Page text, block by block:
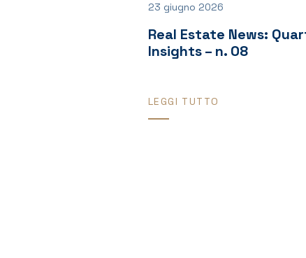
23 giugno 2026
Real Estate News:
Insights – n. 08
LEGGI TUTTO